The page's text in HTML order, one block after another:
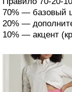
70% — базовый
20% —
10% — акцент